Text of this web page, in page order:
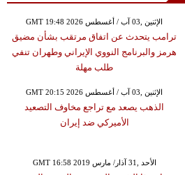
GMT 19:48 2026 الإثنين ,03 آب / أغسطس
ترامب يتحدث عن اتفاق مرتقب بشأن مضيق
هرمز والبرنامج النووي الإيراني وطهران تنفي
طلب مهلة
GMT 20:15 2026 الإثنين ,03 آب / أغسطس
الذهب يصعد مع تراجع مخاوف التصعيد
الأميركي ضد إيران
GMT 16:58 2019 الأحد ,31 آذار/ مارس